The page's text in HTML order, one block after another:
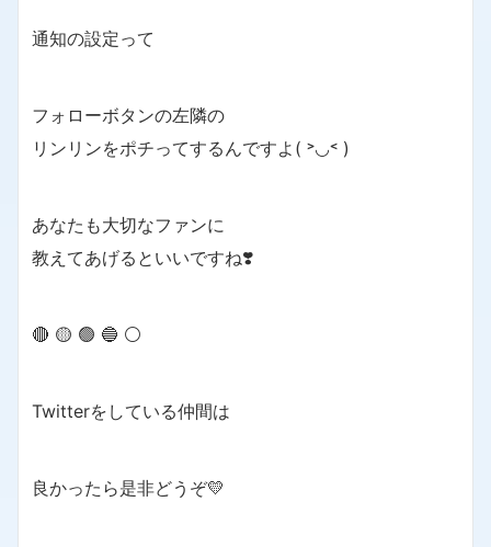
通知の設定って
フォローボタンの左隣の
リンリンをポチってするんですよ( ˃◡˂ )
あなたも大切なファンに
教えてあげるといいですね❣️
🔴 🟡 🟢 🔵 ⚪️
Twitterをしている仲間は
良かったら是非どうぞ💛